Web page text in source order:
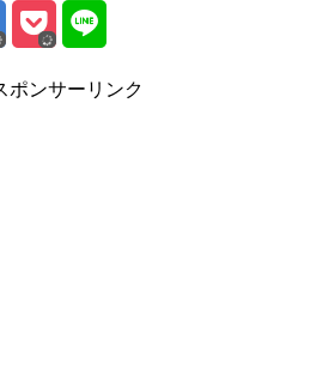
ポンサーリンク